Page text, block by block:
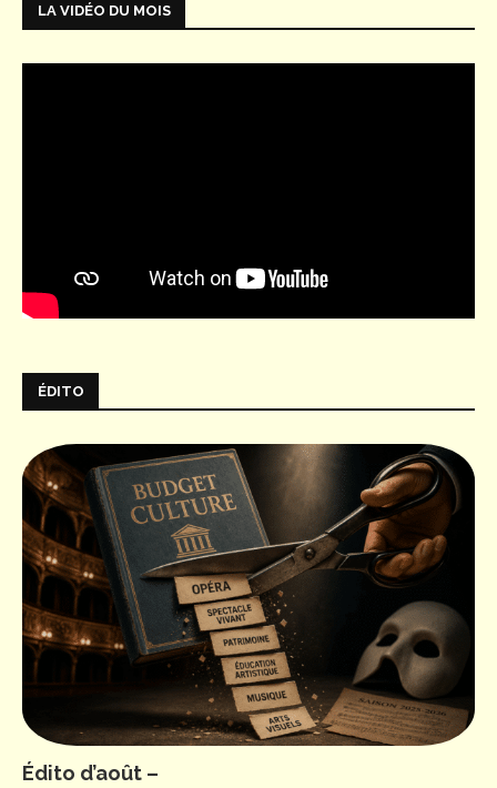
LA VIDÉO DU MOIS
ÉDITO
Édito d’août –